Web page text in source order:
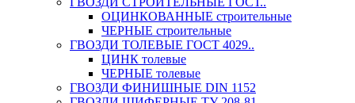
ОЦИНКОВАННЫЕ строительные
ЧЕРНЫЕ строительные
ГВОЗДИ ТОЛЕВЫЕ ГОСТ 4029..
ЦИНК толевые
ЧЕРНЫЕ толевые
ГВОЗДИ ФИНИШНЫЕ DIN 1152